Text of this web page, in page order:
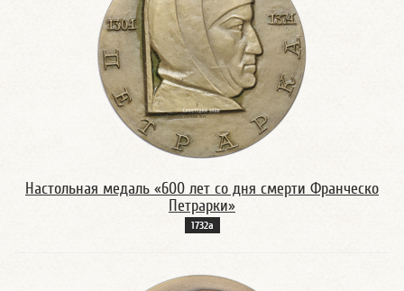
Настольная медаль «600 лет со дня смерти Франческо
Петрарки»
1732а